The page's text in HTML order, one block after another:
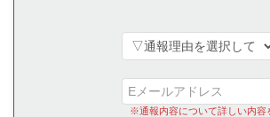
※通報内容について詳しい内容